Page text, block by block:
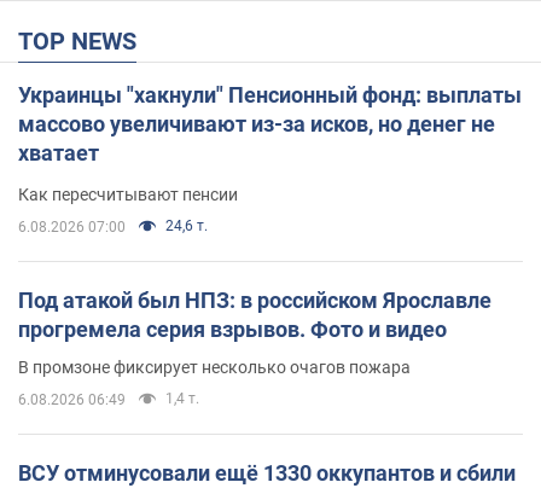
TOP NEWS
Украинцы "хакнули" Пенсионный фонд: выплаты
массово увеличивают из-за исков, но денег не
хватает
Как пересчитывают пенсии
6.08.2026 07:00 24,6 т.
Под атакой был НПЗ: в российском Ярославле
прогремела серия взрывов. Фото и видео
В промзоне фиксирует несколько очагов пожара
6.08.2026 06:49 1,4 т.
ВСУ отминусовали ещё 1330 оккупантов и сбили